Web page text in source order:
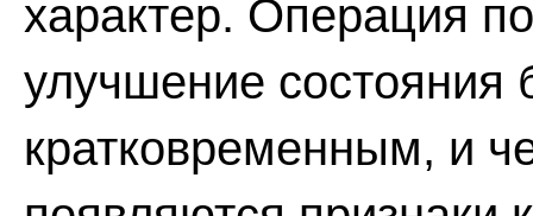
характер. Операция
улучшение состояния
кратковременным, и